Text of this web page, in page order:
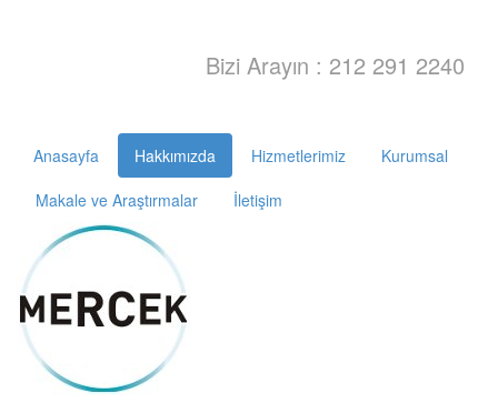
Bizi Arayın : 212 291 2240
Anasayfa Hakkımızda Hizmetlerimiz
Kurumsal
Makale ve Araştırmalar
İletişim